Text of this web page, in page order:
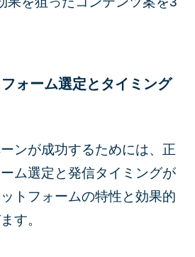
ォーム選定とタイミング
ンが成功するためには、正
ム選定と発信タイミングが
トフォームの特性と効果的
す。